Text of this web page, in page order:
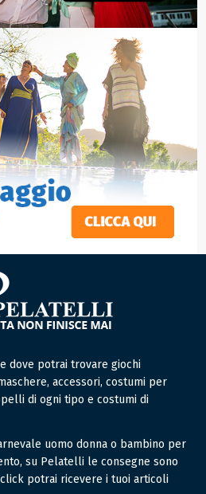
dove potrai trovare giochi
accessori, costumi per
di ogni tipo e costumi di
uomo donna o bambino per
su Pelatelli le consegne sono
potrai ricevere i tuoi articoli